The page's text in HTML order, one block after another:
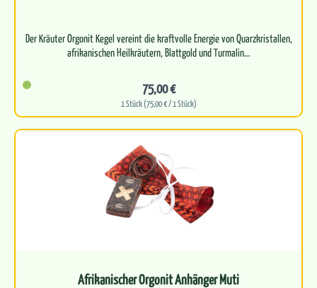
Der Kräuter Orgonit Kegel vereint die kraftvolle Energie von Quarzkristallen,
75,00 €
1 Stück (75,00 € / 1 Stück)
Afrikanischer Orgonit Anhänger Muti